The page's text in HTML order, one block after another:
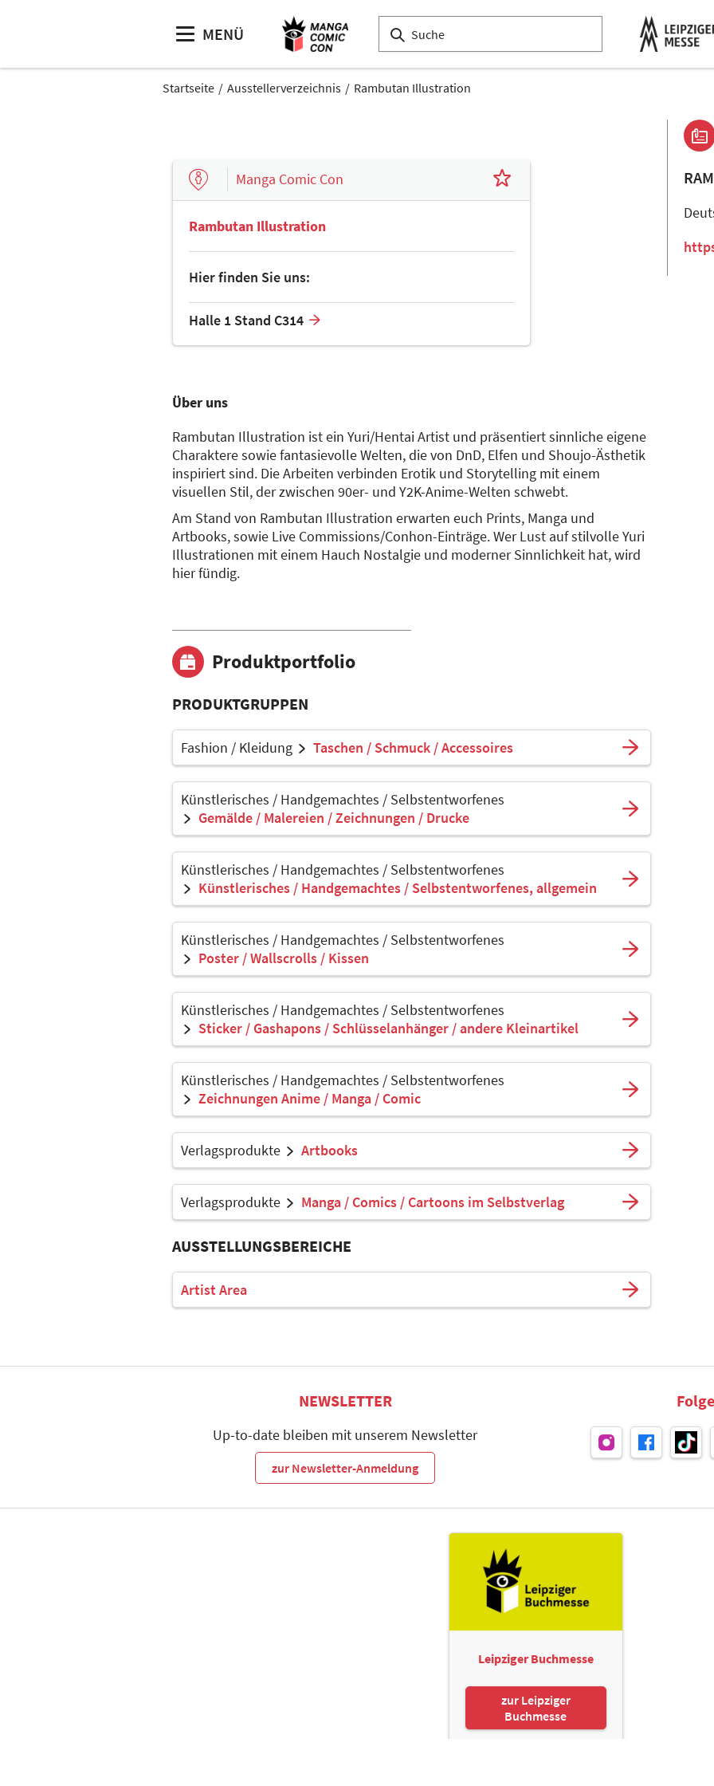
MENÜ
Startseite Ausstellerverzeichnis Rambutan Illustration
Manga Comic Con
Rambutan Illustration
Hier finden Sie uns:
Halle 1 Stand C314
Über uns
Rambutan Illustration ist ein Yuri/Hentai Artist und präsentiert sinnliche eigene
Charaktere sowie fantasievolle Welten, die von DnD, Elfen und Shoujo-Ästhetik
inspiriert sind. Die Arbeiten verbinden Erotik und Storytelling mit einem
visuellen Stil, der zwischen 90er- und Y2K-Anime-Welten schwebt.
Am Stand von Rambutan Illustration erwarten euch Prints, Manga und
Artbooks, sowie Live Commissions/Conhon-Einträge. Wer Lust auf stilvolle Yuri
Illustrationen mit einem Hauch Nostalgie und moderner Sinnlichkeit hat, wird
hier fündig.
Produktportfolio
PRODUKTGRUPPEN
Fashion / Kleidung Taschen / Schmuck / Accessoires
Künstlerisches / Handgemachtes / Selbstentworfenes
Gemälde / Malereien / Zeichnungen / Drucke
Künstlerisches / Handgemachtes / Selbstentworfenes
Künstlerisches / Handgemachtes / Selbstentworfenes, allgemein
Künstlerisches / Handgemachtes / Selbstentworfenes
Poster / Wallscrolls / Kissen
Künstlerisches / Handgemachtes / Selbstentworfenes
Sticker / Gashapons / Schlüsselanhänger / andere Kleinartikel
Künstlerisches / Handgemachtes / Selbstentworfenes
Zeichnungen Anime / Manga / Comic
Verlagsprodukte Artbooks
Verlagsprodukte Manga / Comics / Cartoons im Selbstverlag
AUSSTELLUNGSBEREICHE
Artist Area
NEWSLETTER
Up-to-date bleiben mit unserem Newsletter
zur Newsletter-Anmeldung
Leipziger Buchmesse
zur Leipziger
Buchmesse